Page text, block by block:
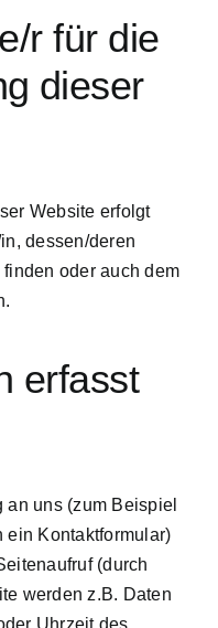
r für die
dieser
Website erfolgt
dessen/deren
oder auch dem
erfasst
an uns (zum Beispiel
ein Kontaktformular)
(durch
werden z.B. Daten
Uhrzeit des